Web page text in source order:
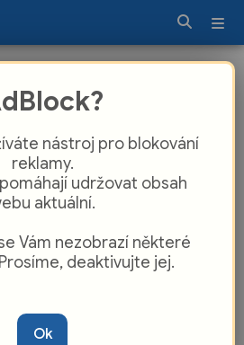
poprvé v historii slaví
nástroj pro blokování
reklamy.
udržovat obsah
aktuální.
Vám nezobrazí některé
deaktivujte jej.
Ok